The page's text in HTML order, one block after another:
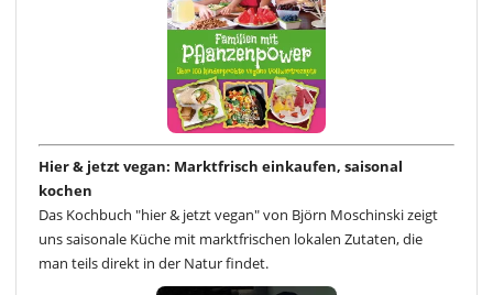
Hier & jetzt vegan: Marktfrisch einkaufen, saisonal
kochen
Das Kochbuch "hier & jetzt vegan" von Björn Moschinski zeigt
uns saisonale Küche mit marktfrischen lokalen Zutaten, die
man teils direkt in der Natur findet.